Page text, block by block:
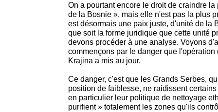
On a pourtant encore le droit de craindre
de la Bosnie », mais elle n'est pas la plus
est désormais une paix juste, d'unité de la
que soit la forme juridique que cette unité
devons procéder à une analyse. Voyons
commençons par le danger que l'opération
Krajina a mis au jour.
Ce danger, c'est que les Grands Serbes,
position de faiblesse, ne raidissent
en particulier leur politique de nettoyage
purifient » totalement les zones qu'ils